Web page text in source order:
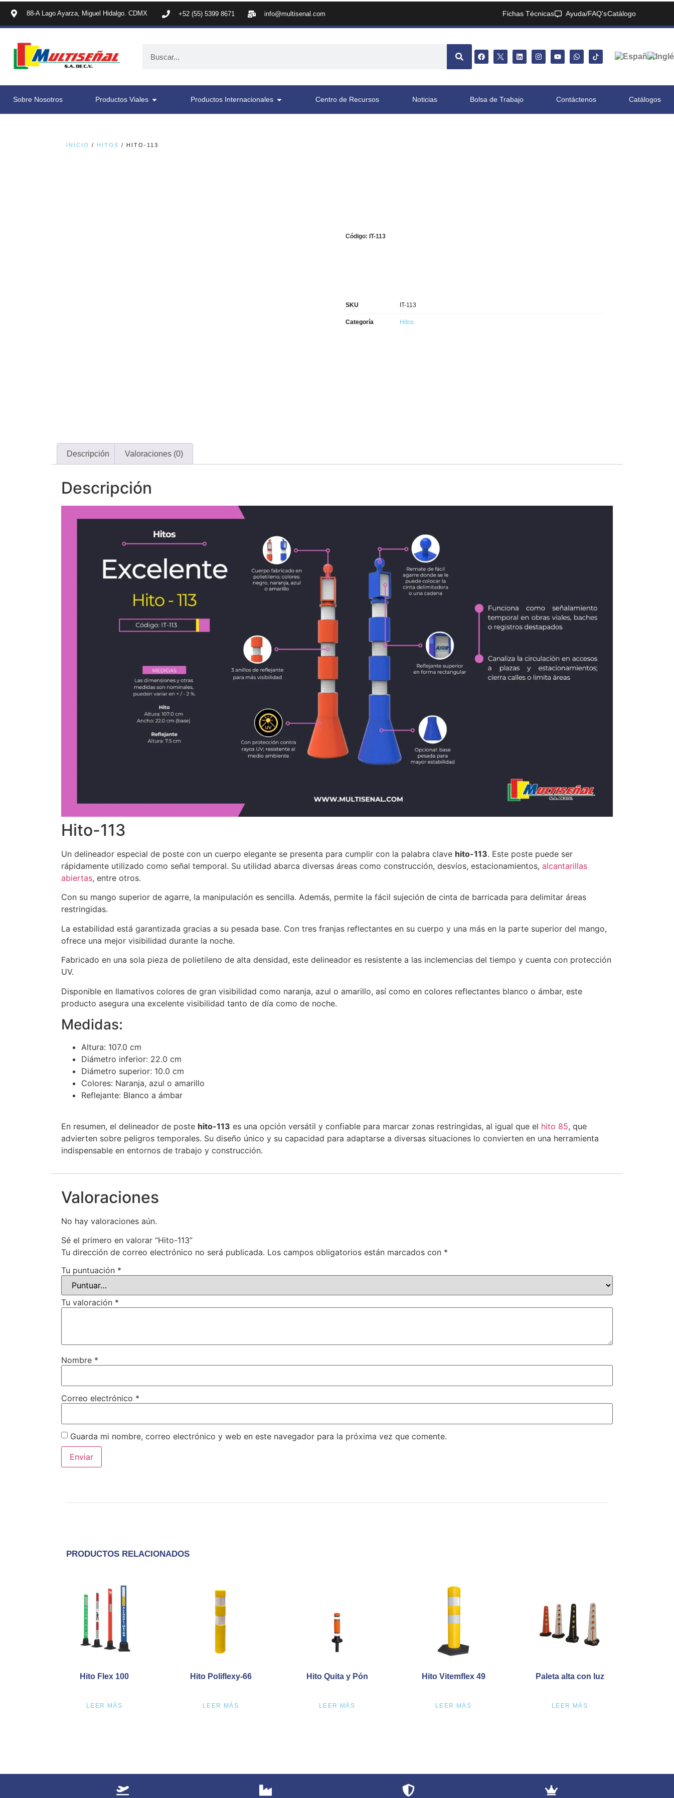
88-A Lago Ayarza, Miguel Hidalgo. CDMX +52 (55) 5399 8671 info@multisenal.com Fichas Técnicas Ayuda/FAQ'sCatálogo
Sobre Nosotros Productos Viales Productos Internacionales Centro de Recursos Noticias Bolsa de Trabajo Contáctenos Catálogos
INICIO / HITOS / HITO-113
Código: IT-113
SKU IT-113
Categoría Hitos
Descripción Valoraciones (0)
Descripción
Hito-113
Un delineador especial de poste con un cuerpo elegante se presenta para cumplir con la palabra clave hito-113. Este poste puede ser
rápidamente utilizado como señal temporal. Su utilidad abarca diversas áreas como construcción, desvíos, estacionamientos, alcantarillas
abiertas, entre otros.
Con su mango superior de agarre, la manipulación es sencilla. Además, permite la fácil sujeción de cinta de barricada para delimitar áreas
restringidas.
La estabilidad está garantizada gracias a su pesada base. Con tres franjas reflectantes en su cuerpo y una más en la parte superior del mango,
ofrece una mejor visibilidad durante la noche.
Fabricado en una sola pieza de polietileno de alta densidad, este delineador es resistente a las inclemencias del tiempo y cuenta con protección
UV.
Disponible en llamativos colores de gran visibilidad como naranja, azul o amarillo, así como en colores reflectantes blanco o ámbar, este
producto asegura una excelente visibilidad tanto de día como de noche.
Medidas:
Altura: 107.0 cm
Diámetro inferior: 22.0 cm
Diámetro superior: 10.0 cm
Colores: Naranja, azul o amarillo
Reflejante: Blanco a ámbar
En resumen, el delineador de poste hito-113 es una opción versátil y confiable para marcar zonas restringidas, al igual que el hito 85, que
advierten sobre peligros temporales. Su diseño único y su capacidad para adaptarse a diversas situaciones lo convierten en una herramienta
indispensable en entornos de trabajo y construcción.
Valoraciones
No hay valoraciones aún.
Sé el primero en valorar “Hito-113”
Tu dirección de correo electrónico no será publicada. Los campos obligatorios están marcados con *
Tu puntuación *
Tu valoración *
Nombre *
Correo electrónico *
Guarda mi nombre, correo electrónico y web en este navegador para la próxima vez que comente.
PRODUCTOS RELACIONADOS
Hito Flex 100
LEER MÁS
Hito Poliflexy-66
LEER MÁS
Hito Quita y Pón
LEER MÁS
Hito Vitemflex 49
LEER MÁS
Paleta alta con luz
LEER MÁS